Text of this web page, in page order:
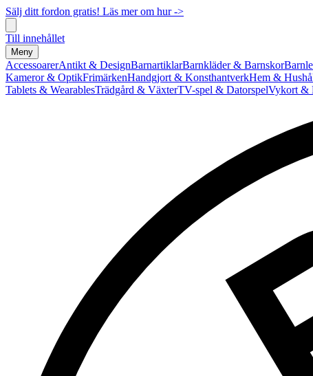
Sälj ditt fordon gratis! Läs mer om hur ->
Till innehållet
Meny
AccessoarerAntikt & DesignBarnartiklarBarnkläder & Barnskor
Kameror & OptikFrimärkenHandgjort & KonsthantverkHem &
Tablets & WearablesTrädgård & VäxterTV-spel & DatorspelVykort &